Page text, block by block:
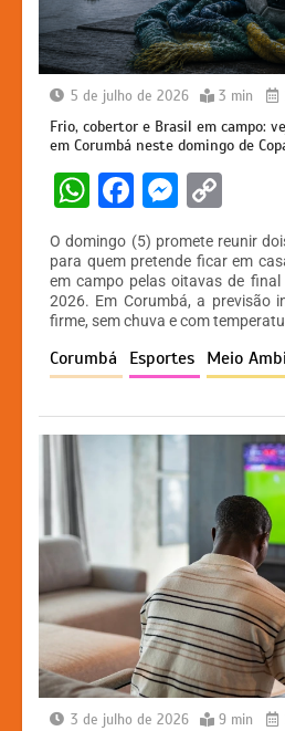
5 de julho de 2026 3 min
Frio, cobertor e Brasil em campo:
em Corumbá neste domingo de
W
h
at
s
A
p
F
a
c
e
b
o
k
M
s
s
e
n
er
p
y
Li
n
O domingo (5) promete reunir
para quem pretende ficar em
em campo pelas oitavas de
2026. Em Corumbá, a previsão
firme, sem chuva e com
Corumbá Esportes Meio
3 de julho de 2026 9 min